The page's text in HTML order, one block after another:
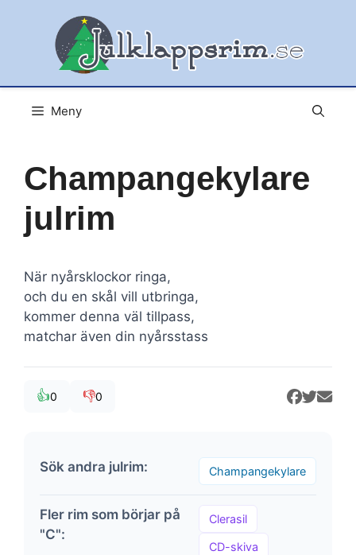
Meny
Champangekylare
julrim
När nyårsklockor ringa,
och du en skål vill utbringa,
kommer denna väl tillpass,
matchar även din nyårsstass
👍0 👎0
Sök andra julrim: Champangekylare
Fler rim som börjar på
"C":
Clerasil
CD-skiva